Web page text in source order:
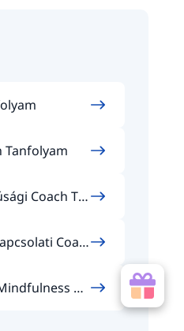
Tanfolyam
Coach Ta
Coac
Co